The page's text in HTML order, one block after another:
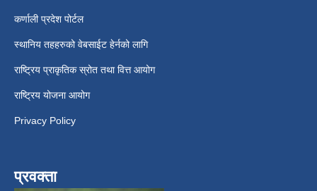
कर्णाली प्रदेश पोर्टल
स्थानिय तहहरुको वेबसाईट हेर्नको लागि
राष्ट्रिय प्राकृतिक स्रोत तथा वित्त आयोग
राष्ट्रिय योजना आयोग
Privacy Policy
प्रवक्ता